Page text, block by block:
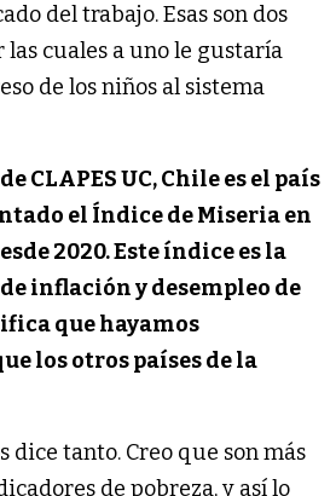
del trabajo. Esas son dos
las cuales a uno le gustaría
de los niños al sistema
CLAPES UC, Chile es el país
el Índice de Miseria en
2020. Este índice es la
inflación y desempleo de
que hayamos
los otros países de la
dice tanto. Creo que son más
de pobreza, y así lo